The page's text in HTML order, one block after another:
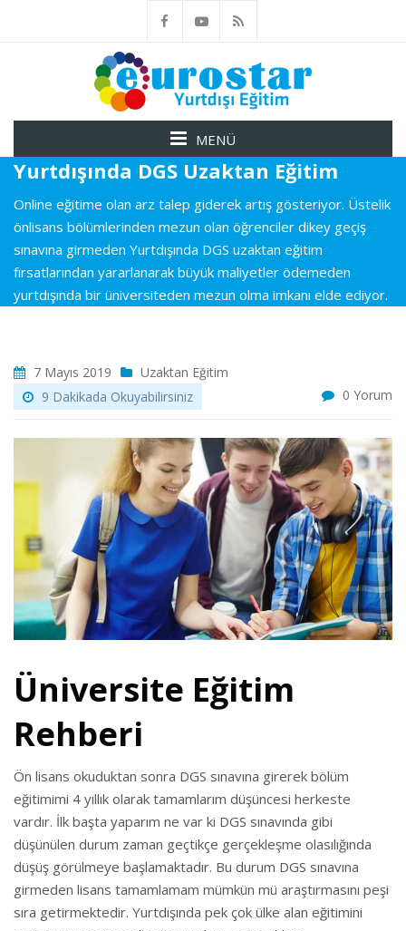
MENÜ
Yurtdışında DGS Uzaktan Eğitim
Online eğitime olan arz talep giderek artış gösteriyor. Üstelik
önlisans bölümlerinden mezun olan öğrenciler dikey geçiş
sınavına girmeden Yurtdışında DGS uzaktan eğitim
fırsatlarından yararlanarak büyük maliyetler ödemeden
yurtdışında bir üniversiteden mezun olma imkanı elde ediyor.
7 Mayıs 2019
Uzaktan Eğitim
9 Dakikada Okuyabilirsiniz
0 Yorum
Üniversite Eğitim
Rehberi
Ön lisans okuduktan sonra DGS sınavına girerek bölüm
eğitimimi 4 yıllık olarak tamamlarım düşüncesi herkeste
vardır. İlk başta yaparım ne var ki DGS sınavında gibi
düşünülen durum zaman geçtikçe gerçekleşme olasılığında
düşüş görülmeye başlamaktadır. Bu durum DGS sınavına
girmeden lisans tamamlamam mümkün mü araştırmasını peşi
sıra getirmektedir. Yurtdışında pek çok ülke alan eğitimini